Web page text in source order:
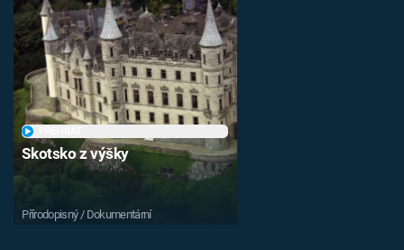
Skotsko z výšky
Přírodopisný / Dokumentární